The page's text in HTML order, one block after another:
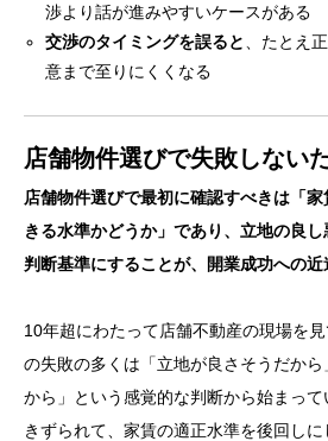
渉より話が進みやすいケースがある
交渉のタイミングを誤ると
、たとえ
意まで至りにくくなる
店舗物件選びで失敗しない
店舗物件選びで最初に確認すべきは「
きる水準かどうか」であり、立地の良
判断基準にすることが、開業成功への近
10年超にわたって店舗不動産の現場を
の失敗の多くは「立地が良さそうだか
から」という感覚的な判断から始まっ
きずられて、家賃の適正水準を後回し